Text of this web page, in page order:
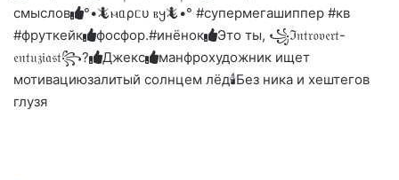
смыслов
°•🦎ⲙᥲρᥴυ ⲃ𐔤🦎•° #супермегашиппер #кв
#фруткейк
фосфор.#инёнок
Это ты, ꧁ℑ𝔫𝔱𝔯𝔬𝔳𝔢𝔯𝔱-
𝔢𝔫𝔱𝔲𝔷𝔦𝔞𝔰𝔱꧂?
Джекс
манфрохудожник ищет
мотивациюзалитый солнцем лёд🕯Без ника и хештегов
глузя